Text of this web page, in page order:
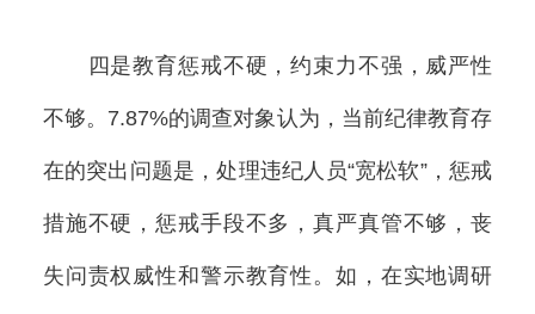
四是教育惩戒不硬，约束力不强，威严性
不够。7.87%的调查对象认为，当前纪律教育存
在的突出问题是，处理违纪人员“宽松软”，惩戒
措施不硬，惩戒手段不多，真严真管不够，丧
失问责权威性和警示教育性。如，在实地调研